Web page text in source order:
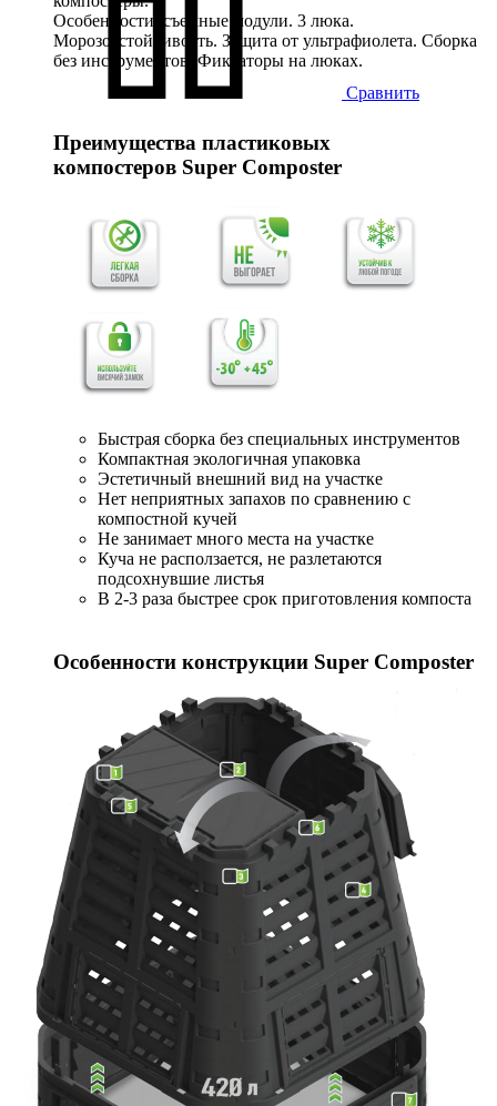
Сравнить
Особенности: съемные модули. 3 люка.
Морозоустойчивость. Защита от ультрафиолета. Сборка
без инструментов. Фиксаторы на люках.
Преимущества пластиковых
компостеров Super Composter
Быстрая сборка без специальных инструментов
Компактная экологичная упаковка
Эстетичный внешний вид на участке
Нет неприятных запахов по сравнению с
компостной кучей
Не занимает много места на участке
Куча не расползается, не разлетаются
подсохнувшие листья
В 2-3 раза быстрее срок приготовления компоста
Особенности конструкции Super Composter